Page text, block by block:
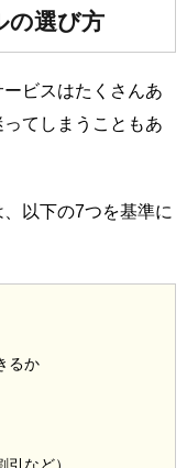
の選び方
ビスはたくさんあ
てしまうこともあ
以下の7つを基準に
るか